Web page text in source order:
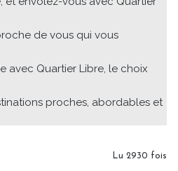
de vous qui vous
avec Quartier Libre, le choix
proches, abordables et
Lu 2930 fois